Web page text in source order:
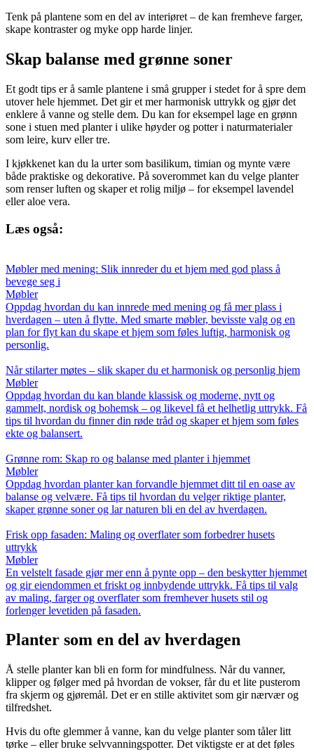
Tenk på plantene som en del av interiøret – de kan fremheve farger,
skape kontraster og myke opp harde linjer.
Skap balanse med grønne soner
Et godt tips er å samle plantene i små grupper i stedet for å spre dem
utover hele hjemmet. Det gir et mer harmonisk uttrykk og gjør det
enklere å vanne og stelle dem. Du kan for eksempel lage en grønn
sone i stuen med planter i ulike høyder og potter i naturmaterialer
som leire, kurv eller tre.
I kjøkkenet kan du la urter som basilikum, timian og mynte være
både praktiske og dekorative. På soverommet kan du velge planter
som renser luften og skaper et rolig miljø – for eksempel lavendel
eller aloe vera.
Læs også:
Møbler med mening: Slik innreder du et hjem med god plass å
bevege seg i
Møbler
Oppdag hvordan du kan innrede med mening og få mer plass i
hverdagen – uten å flytte. Med smarte møbler, bevisste valg og en
plan for flyt kan du skape et hjem som føles luftig, harmonisk og
personlig.
Når stilarter møtes – slik skaper du et harmonisk og personlig hjem
Møbler
Oppdag hvordan du kan blande klassisk og moderne, nytt og
gammelt, nordisk og bohemsk – og likevel få et helhetlig uttrykk. Få
tips til hvordan du finner din røde tråd og skaper et hjem som føles
ekte og balansert.
Grønne rom: Skap ro og balanse med planter i hjemmet
Møbler
Oppdag hvordan planter kan forvandle hjemmet ditt til en oase av
balanse og velvære. Få tips til hvordan du velger riktige planter,
skaper grønne soner og lar naturen bli en del av hverdagen.
Frisk opp fasaden: Maling og overflater som forbedrer husets
uttrykk
Møbler
En velstelt fasade gjør mer enn å pynte opp – den beskytter hjemmet
og gir eiendommen et friskt og innbydende uttrykk. Få tips til valg
av maling, farger og overflater som fremhever husets stil og
forlenger levetiden på fasaden.
Planter som en del av hverdagen
Å stelle planter kan bli en form for mindfulness. Når du vanner,
klipper og følger med på hvordan de vokser, får du et lite pusterom
fra skjerm og gjøremål. Det er en stille aktivitet som gir nærvær og
tilfredshet.
Hvis du ofte glemmer å vanne, kan du velge planter som tåler litt
tørke – eller bruke selvvanningspotter. Det viktigste er at det føles